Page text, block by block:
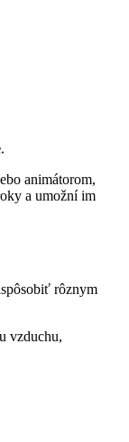
.
animátorom,
a umožní im
rôznym
vzduchu,